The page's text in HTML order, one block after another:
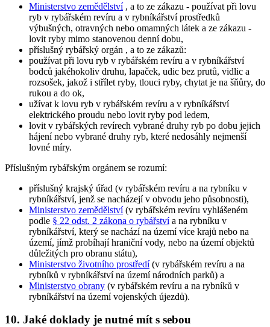
Ministerstvo zemědělství, a to ze zákazu - používat při lovu
ryb v rybářském revíru a v rybníkářství prostředků
výbušných, otravných nebo omamných látek a ze zákazu -
lovit ryby mimo stanovenou denní dobu,
příslušný rybářský orgán , a to ze zákazů:
používat při lovu ryb v rybářském revíru a v rybníkářství
bodců jakéhokoliv druhu, lapaček, udic bez prutů, vidlic a
rozsošek, jakož i střílet ryby, tlouci ryby, chytat je na šňůry, do
rukou a do ok,
užívat k lovu ryb v rybářském revíru a v rybníkářství
elektrického proudu nebo lovit ryby pod ledem,
lovit v rybářských revírech vybrané druhy ryb po dobu jejich
hájení nebo vybrané druhy ryb, které nedosáhly nejmenší
lovné míry.
Příslušným rybářským orgánem se rozumí:
příslušný krajský úřad (v rybářském revíru a na rybníku v
rybníkářství, jenž se nacházejí v obvodu jeho působnosti),
Ministerstvo zemědělství(v rybářském revíru vyhlášeném
podle § 22 odst. 2 zákona o rybářstvía na rybníku v
rybníkářství, který se nachází na území více krajů nebo na
území, jímž probíhají hraniční vody, nebo na území objektů
důležitých pro obranu státu),
Ministerstvo životního prostředí(v rybářském revíru a na
rybníků v rybníkářství na území národních parků) a
Ministerstvo obrany (v rybářském revíru a na rybníků v
rybníkářství na území vojenských újezdů).
10. Jaké doklady je nutné mít s sebou